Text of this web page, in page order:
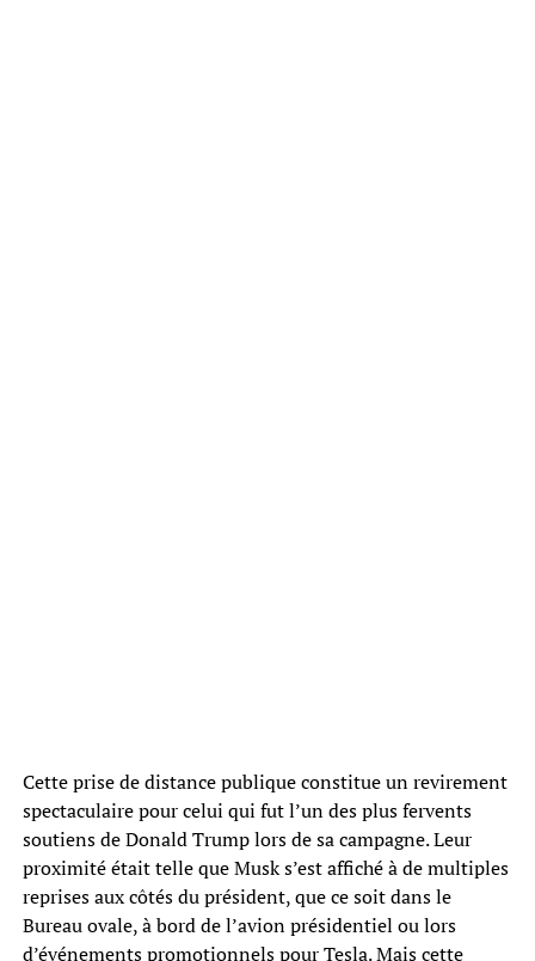
Cette prise de distance publique constitue un revirement
spectaculaire pour celui qui fut l’un des plus fervents
soutiens de Donald Trump lors de sa campagne. Leur
proximité était telle que Musk s’est affiché à de multiples
reprises aux côtés du président, que ce soit dans le
Bureau ovale, à bord de l’avion présidentiel ou lors
d’événements promotionnels pour Tesla. Mais cette